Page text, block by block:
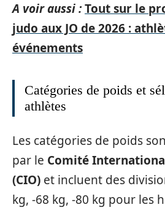
A voir aussi :Tout sur le
judo aux JO de 2026 :
événements
Catégories de poids et
athlètes
Les catégories de poids
par le Comité
(CIO) et incluent des
kg, -68 kg, -80 kg pour les